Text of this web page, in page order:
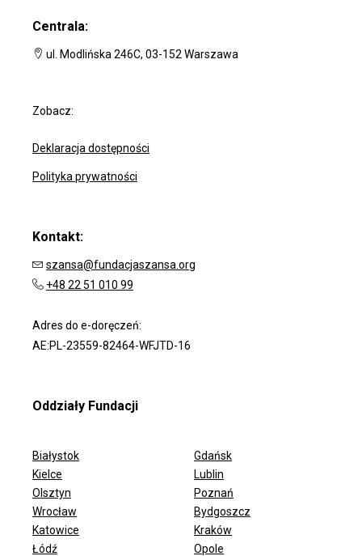
Centrala:
ul. Modlińska 246C, 03-152 Warszawa
Zobacz:
Deklaracja dostępności
Polityka prywatności
Kontakt:
szansa@fundacjaszansa.org
+48 22 51 010 99
Adres do e-doręczeń:
AE:PL-23559-82464-WFJTD-16
Oddziały Fundacji
ODDZIAŁY FUNDACJI
Białystok
Gdańsk
Kielce
Lublin
Olsztyn
Poznań
Wrocław
Bydgoszcz
Katowice
Kraków
Łódź
Opole